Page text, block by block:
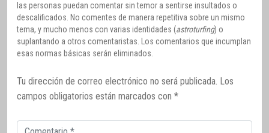
las personas puedan comentar sin temor a sentirse insultados o
descalificados. No comentes de manera repetitiva sobre un mismo
tema, y mucho menos con varias identidades (astroturfing) o
suplantando a otros comentaristas. Los comentarios que incumplan
esas normas básicas serán eliminados.
Tu dirección de correo electrónico no será publicada. Los
campos obligatorios están marcados con *
Comentario